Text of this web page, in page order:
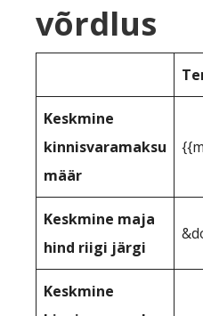
võrdlus
Keskmine
kinnisvaramaksu
määr
Keskmine maja
hind riigi järgi
Keskmine